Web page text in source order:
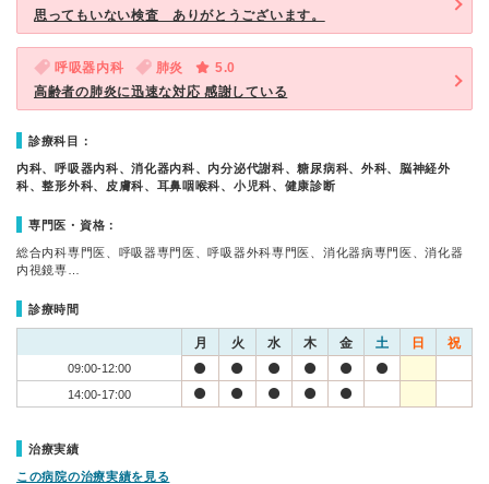
思ってもいない検査 ありがとうございます。
呼吸器内科 肺炎
5.0
高齢者の肺炎に迅速な対応 感謝している
診療科目：
内科、呼吸器内科、消化器内科、内分泌代謝科、糖尿病科、外科、脳神経外
科、整形外科、皮膚科、耳鼻咽喉科、小児科、健康診断
専門医・資格：
総合内科専門医、呼吸器専門医、呼吸器外科専門医、消化器病専門医、消化器
内視鏡専…
診療時間
月 火 水 木 金 土 日 祝
09:00-12:00
14:00-17:00
治療実績
この病院の治療実績を見る